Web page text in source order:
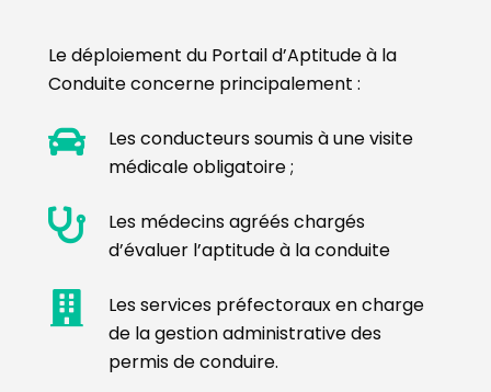
Le déploiement du Portail d’Aptitude à la
Conduite concerne principalement :
Les conducteurs soumis à une visite
médicale obligatoire ;
Les médecins agréés chargés
d’évaluer l’aptitude à la conduite
Les services préfectoraux en charge
de la gestion administrative des
permis de conduire.